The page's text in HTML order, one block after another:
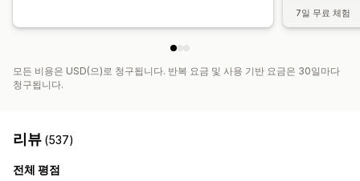
7일 무료 체험
모든 비용은 USD(으)로 청구됩니다. 반복 요금 및 사용 기반 요금은 30일마다
청구됩니다.
리뷰 (537)
전체 평점